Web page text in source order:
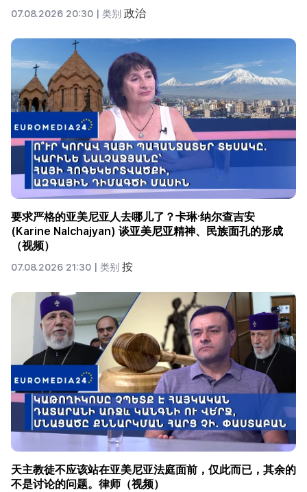
07.08.2026 20:30 | 类别 政治
要求严格的亚美尼亚人去哪儿了？卡琳·纳尔查吉安
(Karine Nalchajyan) 谈亚美尼亚精神、民族面孔的形成
（视频）
07.08.2026 21:30 | 类别 按
天主教徒不应该站在亚美尼亚法庭面前，仅此而已，其余的
不是讨论的问题。律师（视频）